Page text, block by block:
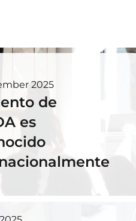
2025
de
es